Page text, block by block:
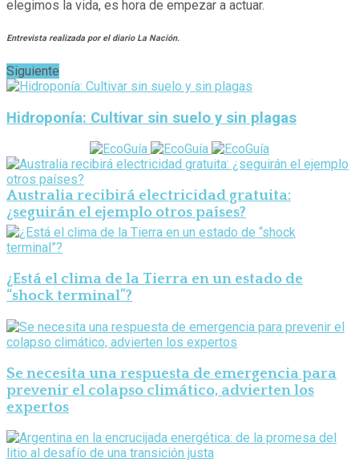
elegimos la vida, es hora de empezar a actuar.
Entrevista realizada por el diario La Nación.
Siguiente
Hidroponía: Cultivar sin suelo y sin plagas
Australia recibirá electricidad gratuita:
¿seguirán el ejemplo otros países?
¿Está el clima de la Tierra en un estado de
“shock terminal”?
Se necesita una respuesta de emergencia para
prevenir el colapso climático, advierten los
expertos